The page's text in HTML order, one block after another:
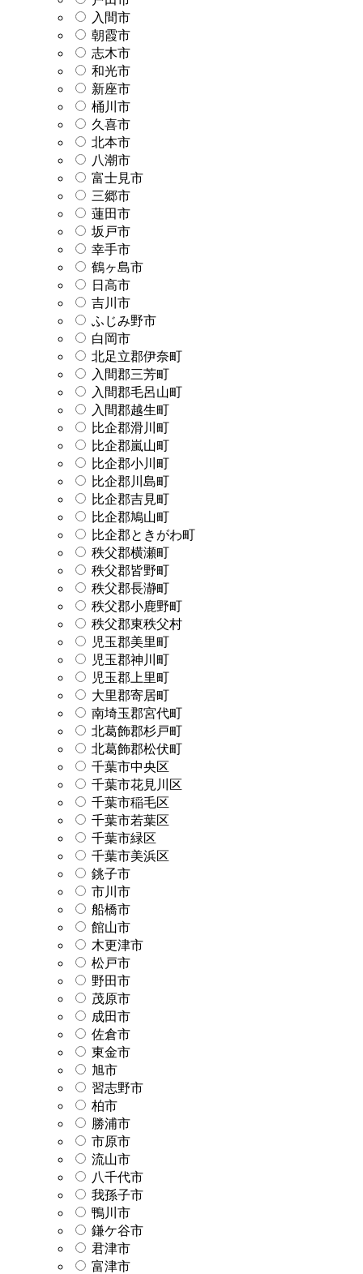
入間市
朝霞市
志木市
和光市
新座市
桶川市
久喜市
北本市
八潮市
富士見市
三郷市
蓮田市
坂戸市
幸手市
鶴ヶ島市
日高市
吉川市
ふじみ野市
白岡市
北足立郡伊奈町
入間郡三芳町
入間郡毛呂山町
入間郡越生町
比企郡滑川町
比企郡嵐山町
比企郡小川町
比企郡川島町
比企郡吉見町
比企郡鳩山町
比企郡ときがわ町
秩父郡横瀬町
秩父郡皆野町
秩父郡長瀞町
秩父郡小鹿野町
秩父郡東秩父村
児玉郡美里町
児玉郡神川町
児玉郡上里町
大里郡寄居町
南埼玉郡宮代町
北葛飾郡杉戸町
北葛飾郡松伏町
千葉市中央区
千葉市花見川区
千葉市稲毛区
千葉市若葉区
千葉市緑区
千葉市美浜区
銚子市
市川市
船橋市
館山市
木更津市
松戸市
野田市
茂原市
成田市
佐倉市
東金市
旭市
習志野市
柏市
勝浦市
市原市
流山市
八千代市
我孫子市
鴨川市
鎌ケ谷市
君津市
富津市